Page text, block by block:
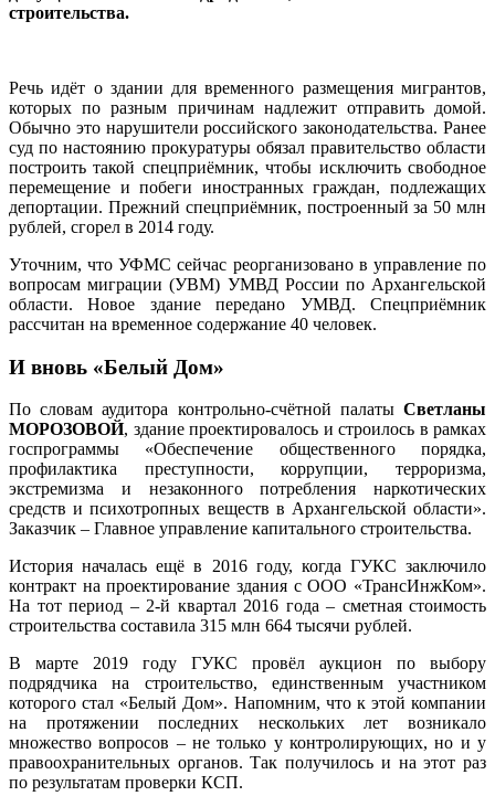
строительства.
Речь идёт о здании для временного размещения мигрантов,
которых по разным причинам надлежит отправить домой.
Обычно это нарушители российского законодательства. Ранее
суд по настоянию прокуратуры обязал правительство области
построить такой спецприёмник, чтобы исключить свободное
перемещение и побеги иностранных граждан, подлежащих
депортации. Прежний спецприёмник, построенный за 50 млн
рублей, сгорел в 2014 году.
Уточним, что УФМС сейчас реорганизовано в управление по
вопросам миграции (УВМ) УМВД России по Архангельской
области. Новое здание передано УМВД. Спецприёмник
рассчитан на временное содержание 40 человек.
И вновь «Белый Дом»
По словам аудитора контрольно-счётной палаты Светланы
МОРОЗОВОЙ, здание проектировалось и строилось в рамках
госпрограммы «Обеспечение общественного порядка,
профилактика преступности, коррупции, терроризма,
экстремизма и незаконного потребления наркотических
средств и психотропных веществ в Архангельской области».
Заказчик – Главное управление капитального строительства.
История началась ещё в 2016 году, когда ГУКС заключило
контракт на проектирование здания с ООО «ТрансИнжКом».
На тот период – 2‑й квартал 2016 года – сметная стоимость
строительства составила 315 млн 664 тысячи рублей.
В марте 2019 году ГУКС провёл аукцион по выбору
подрядчика на строительство, единственным участником
которого стал «Белый Дом». Напомним, что к этой компании
на протяжении последних нескольких лет возникало
множество вопросов – не только у контролирующих, но и у
правоохранительных органов. Так получилось и на этот раз
по результатам проверки КСП.